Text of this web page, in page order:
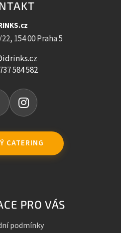
154 00 Praha 5
584 582
CATERING
PRO VÁS
podmínky